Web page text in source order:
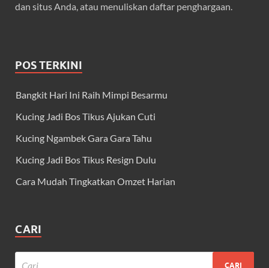
dan situs Anda, atau menuliskan daftar penghargaan.
POS TERKINI
Bangkit Hari Ini Raih Mimpi Besarmu
Kucing Jadi Bos Tikus Ajukan Cuti
Kucing Ngambek Gara Gara Tahu
Kucing Jadi Bos Tikus Resign Dulu
Cara Mudah Tingkatkan Omzet Harian
CARI